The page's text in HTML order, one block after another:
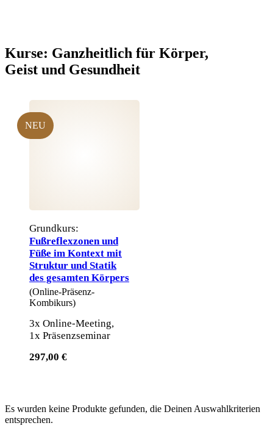
Kurse: Ganzheitlich für Körper,
Geist und Gesundheit
NEU
Grundkurs:
Fußreflexzonen und
Füße im Kontext mit
Struktur und Statik
des gesamten Körpers
(Online-Präsenz-
Kombikurs)
3x Online-Meeting,
1x Präsenzseminar
297,00 €
Es wurden keine Produkte gefunden, die Deinen Auswahlkriterien
entsprechen.